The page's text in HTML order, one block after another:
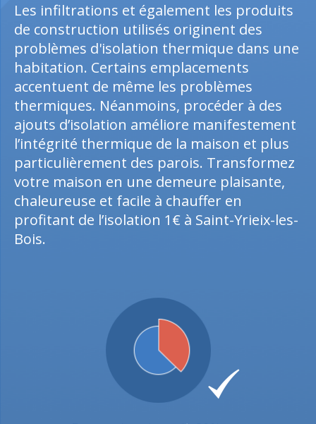
Les infiltrations et également les produits
de construction utilisés originent des
problèmes d'isolation thermique dans une
habitation. Certains emplacements
accentuent de même les problèmes
thermiques. Néanmoins, procéder à des
ajouts d’isolation améliore manifestement
l’intégrité thermique de la maison et plus
particulièrement des parois. Transformez
votre maison en une demeure plaisante,
chaleureuse et facile à chauffer en
profitant de l’isolation 1€ à Saint-Yrieix-les-
Bois.